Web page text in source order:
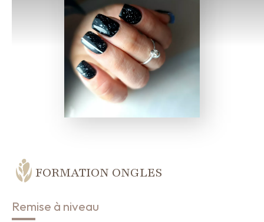
FORMATION ONGLES
Remise à niveau